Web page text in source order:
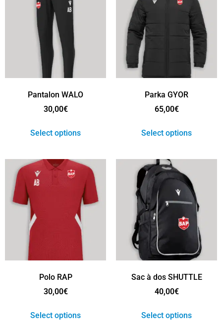
Pantalon WALO
30,00€
Select options
Parka GYOR
65,00€
Select options
Polo RAP
30,00€
Select options
Sac à dos SHUTTLE
40,00€
Select options